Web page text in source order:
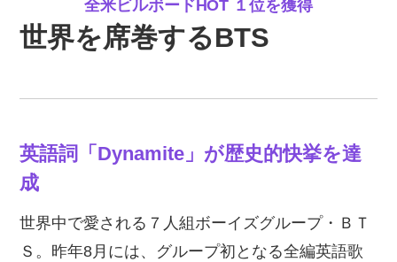
全米ビルボードHOT １位を獲得
世界を席巻するBTS
英語詞「Dynamite」が歴史的快挙を達
成
世界中で愛される７人組ボーイズグループ・ＢＴ
Ｓ。昨年8月には、グループ初となる全編英語歌